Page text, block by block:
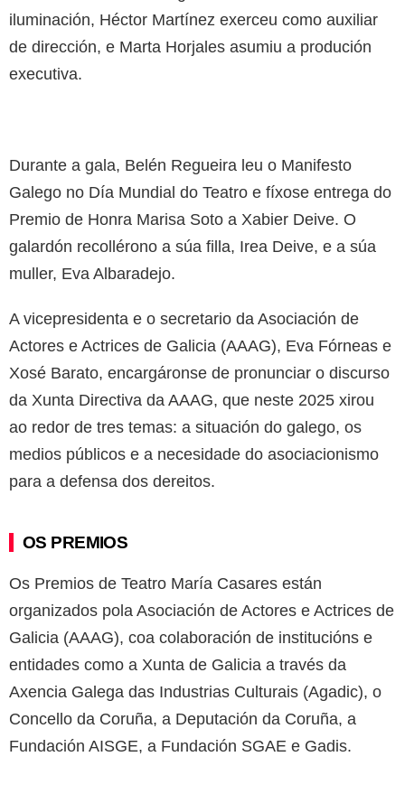
iluminación, Héctor Martínez exerceu como auxiliar
de dirección, e Marta Horjales asumiu a produción
executiva.
Durante a gala, Belén Regueira leu o Manifesto
Galego no Día Mundial do Teatro e fíxose entrega do
Premio de Honra Marisa Soto a Xabier Deive. O
galardón recollérono a súa filla, Irea Deive, e a súa
muller, Eva Albaradejo.
A vicepresidenta e o secretario da Asociación de
Actores e Actrices de Galicia (AAAG), Eva Fórneas e
Xosé Barato, encargáronse de pronunciar o discurso
da Xunta Directiva da AAAG, que neste 2025 xirou
ao redor de tres temas: a situación do galego, os
medios públicos e a necesidade do asociacionismo
para a defensa dos dereitos.
OS PREMIOS
Os Premios de Teatro María Casares están
organizados pola Asociación de Actores e Actrices de
Galicia (AAAG), coa colaboración de institucións e
entidades como a Xunta de Galicia a través da
Axencia Galega das Industrias Culturais (Agadic), o
Concello da Coruña, a Deputación da Coruña, a
Fundación AISGE, a Fundación SGAE e Gadis.